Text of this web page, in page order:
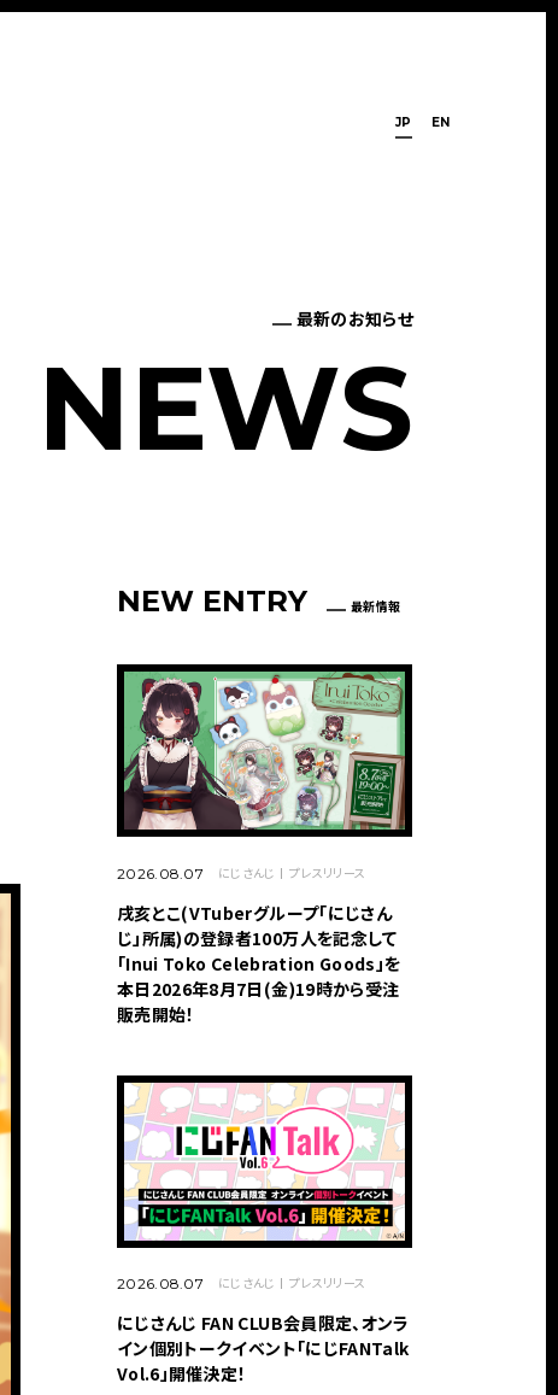
JP EN
最新のお知らせ
NEWS
NEW ENTRY 最新情報
2026.08.07 にじさんじ プレスリリース
戌亥とこ(VTuberグループ「にじさん
じ」所属)の登録者100万人を記念して
「Inui Toko Celebration Goods」を
本日2026年8月7日(金)19時から受注
販売開始！
2026.08.07 にじさんじ プレスリリース
にじさんじ FAN CLUB会員限定、オンラ
イン個別トークイベント「にじFANTalk
Vol.6」開催決定！